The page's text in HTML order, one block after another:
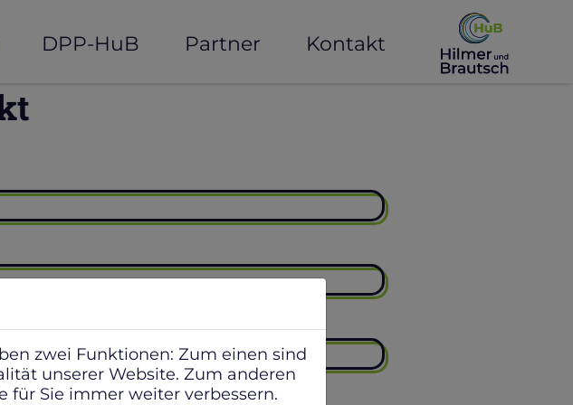
DPP-HuB Partner Kontakt
zwei Funktionen: Zum einen sind
unserer Website. Zum anderen
für Sie immer weiter verbessern.